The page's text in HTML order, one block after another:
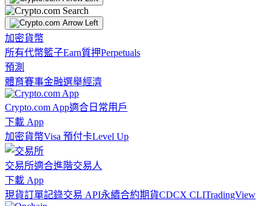
加密貨幣
所有代幣籃子Earn質押Perpetuals
預測
體育賽事金融選舉經濟
Crypto.com App適合日常用戶
下載 App
加密貨幣Visa 預付卡Level Up
交易所適合進階交易人
下載 App
現貨訂單記錄交易 API永續合約期貨CDCX CLITradingView